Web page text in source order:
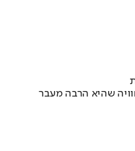
שהיא הרבה מעבר